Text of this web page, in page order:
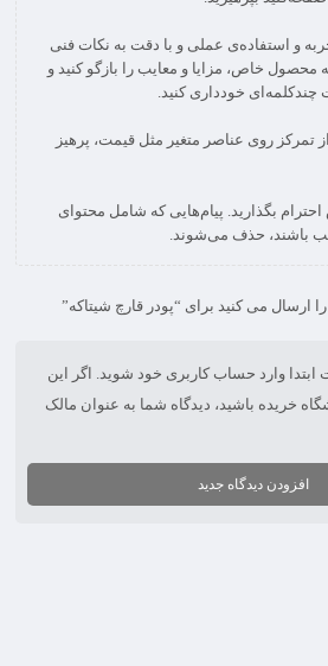
و استفاده‌ی عملی و با دقت به نکات فنی
محصول خاص، مزایا و معایب را بازگو کنید و
تمرکز روی عناصر متغیر مثل قیمت، پرهیز
بگذارید. پیام‌هایی که شامل محتوای
باشند، حذف می‌شوند.
ارسال می کنید برای “پودر قارچ شیتاکه”
ابتدا وارد حساب کاربری خود شوید. اگر این
خریده باشید، دیدگاه شما به عنوان مالک
افزودن دیدگاه جدید